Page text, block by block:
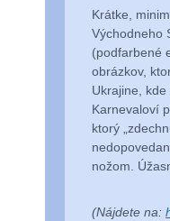
Krátke,
Východneho
(podfarbené
obrázkov,
Ukrajine,
Karnevaloví
ktorý
nožom.
(Nájdete na: